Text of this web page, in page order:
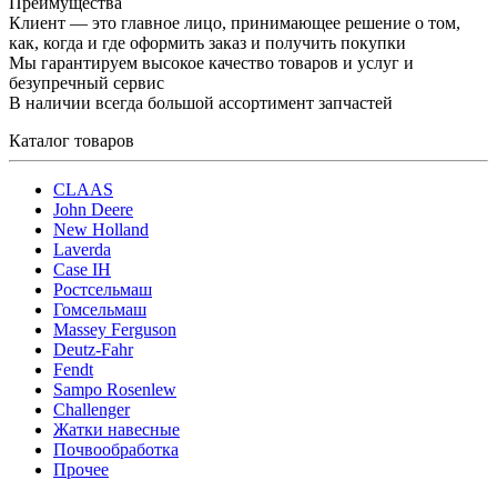
Клиент — это главное лицо, принимающее решение о том,
как, когда и где оформить заказ и получить покупки
Мы гарантируем высокое качество товаров и услуг и
безупречный сервис
В наличии всегда большой ассортимент запчастей
Каталог товаров
CLAAS
John Deere
New Holland
Laverda
Case IH
Ростсельмаш
Гомсельмаш
Massey Ferguson
Deutz-Fahr
Fendt
Sampo Rosenlew
Challenger
Жатки навесные
Почвообработка
Прочее